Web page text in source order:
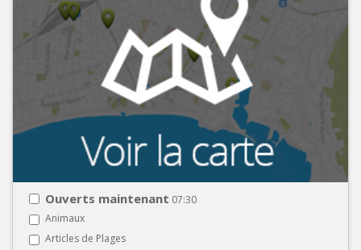
Ouverts maintenant 07:30
Animaux
Articles de Plages